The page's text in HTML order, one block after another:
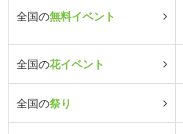
全国の無料イベント
全国の花イベント
全国の祭り